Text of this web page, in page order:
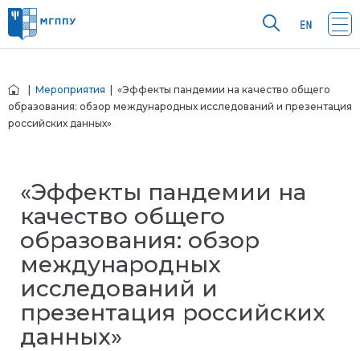
Мероприятия | «Эффекты пандемии на качество общего
образования: обзор международных исследований и презентация
российских данных»
«Эффекты пандемии на
качество общего
образования: обзор
международных
исследований и
презентация российских
данных»